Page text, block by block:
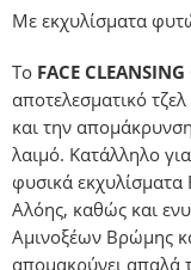
Με εκχυλίσματα
Το FACE CLEANSING
αποτελεσματικό
και την
λαιμό. Κατάλληλο
φυσικά
Αλόης, καθώς και
Αμινοξέων Βρώμης
απομακρύνει απαλά